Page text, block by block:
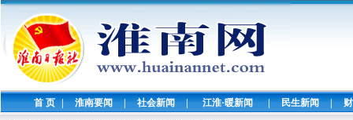
首 页 | 淮南要闻 | 社会新闻 | 江淮·暖新闻 | 民生新闻 |